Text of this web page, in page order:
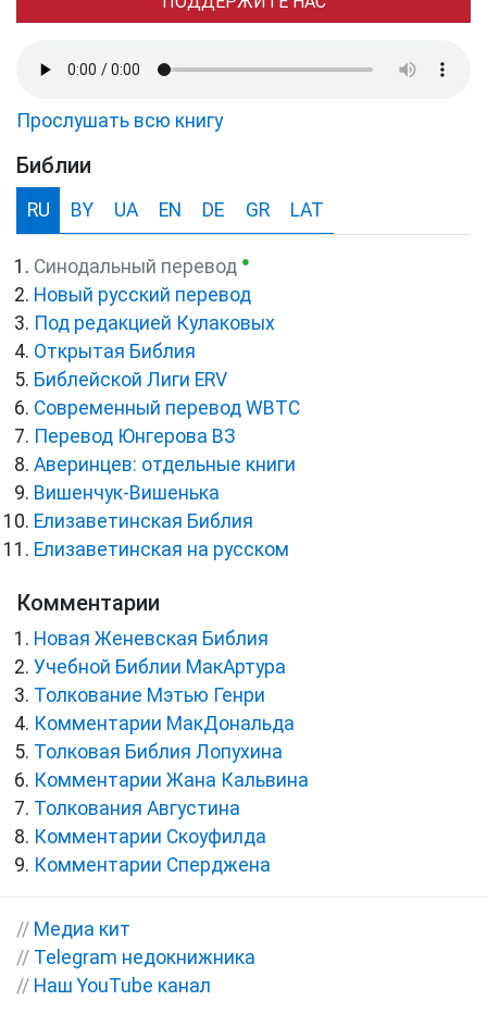
Прослушать всю книгу
Библии
RU BY UA EN DE GR LAT
Синодальный перевод ●
Новый русский перевод
Под редакцией Кулаковых
Открытая Библия
Библейской Лиги ERV
Cовременный перевод WBTC
Перевод Юнгерова ВЗ
Аверинцев: отдельные книги
Вишенчук-Вишенька
Елизаветинская Библия
Елизаветинская на русском
Комментарии
Новая Женевская Библия
Учебной Библии МакАртура
Толкование Мэтью Генри
Комментарии МакДональда
Толковая Библия Лопухина
Комментарии Жана Кальвина
Толкования Августина
Комментарии Скоуфилда
Комментарии Сперджена
// Медиа кит
// Telegram недокнижника
// Наш YouTube канал